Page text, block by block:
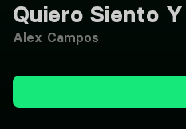
Quiero Siento
Alex Campos